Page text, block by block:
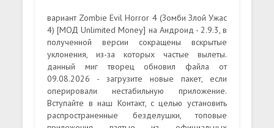
вариант Zombie Evil Horror 4 (Зомби Злой Ужас
4) [МОД Unlimited Money] на Андроид - 2.9.3, в
полученной версии сокращены вскрытые
уклонения, из-за которых частые вылеты.
данный миг творец обновил файла от
09.08.2026 - загрузите новые пакет, если
оперировали нестабильную приложение.
Вступайте в наш Контакт, с целью установить
распространенные безделушки, топовые